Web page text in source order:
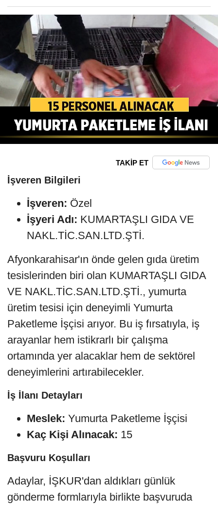
TAKİP ET
İşveren Bilgileri
İşveren: Özel
İşyeri Adı: KUMARTAŞLI GIDA VE
NAKL.TİC.SAN.LTD.ŞTİ.
Afyonkarahisar'ın önde gelen gıda üretim
tesislerinden biri olan KUMARTAŞLI GIDA
VE NAKL.TİC.SAN.LTD.ŞTİ., yumurta
üretim tesisi için deneyimli Yumurta
Paketleme İşçisi arıyor. Bu iş fırsatıyla, iş
arayanlar hem istikrarlı bir çalışma
ortamında yer alacaklar hem de sektörel
deneyimlerini artırabilecekler.
İş İlanı Detayları
Meslek: Yumurta Paketleme İşçisi
Kaç Kişi Alınacak: 15
Başvuru Koşulları
Adaylar, İŞKUR'dan aldıkları günlük
gönderme formlarıyla birlikte başvuruda